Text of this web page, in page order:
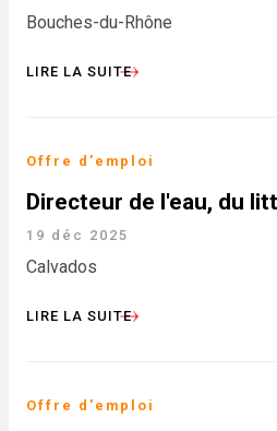
Bouches-du-Rhône
LIRE LA SUITE
Offre d'emploi
Directeur de l'eau, du
19 déc 2025
Calvados
LIRE LA SUITE
Offre d'emploi